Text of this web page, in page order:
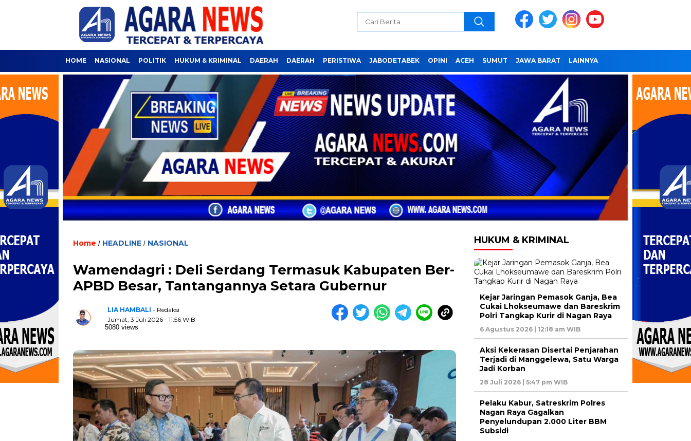
HOME NASIONAL POLITIK HUKUM & KRIMINAL DAERAH DAERAH PERISTIWA JABODETABEK OPINI ACEH SUMUT JAWA BARAT LAINNYA
Home / HEADLINE / NASIONAL
Wamendagri : Deli Serdang Termasuk Kabupaten Ber-
APBD Besar, Tantangannya Setara Gubernur
LIA HAMBALI - Redaksi
Jumat, 3 Juli 2026 - 11:56 WIB
5080 views
HUKUM & KRIMINAL
Kejar Jaringan Pemasok Ganja, Bea
Cukai Lhokseumawe dan Bareskrim
Polri Tangkap Kurir di Nagan Raya
6 Agustus 2026 | 12:18 am WIB
Aksi Kekerasan Disertai Penjarahan
Terjadi di Manggelewa, Satu Warga
Jadi Korban
28 Juli 2026 | 5:47 pm WIB
Pelaku Kabur, Satreskrim Polres
Nagan Raya Gagalkan
Penyelundupan 2.000 Liter BBM
Subsidi